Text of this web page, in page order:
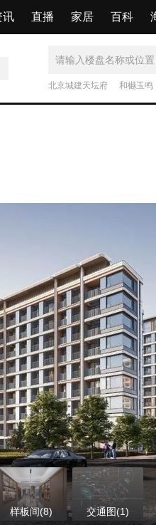
讯 直播 家居 百科
北京城建天坛府 和樾玉鸣
样板间(8) 交通图(1)